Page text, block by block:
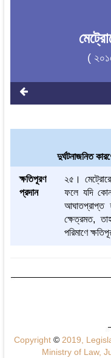
(
দুর্ঘটনাজনিত
ক্ষতিপূরণ
প্রদান
২৫।
ফলে যদি
আঘাতপ্রাপ্ত
ক্ষেত্রমত,
পরিমাণে
Copyright ©2019,
Ministry of Law,